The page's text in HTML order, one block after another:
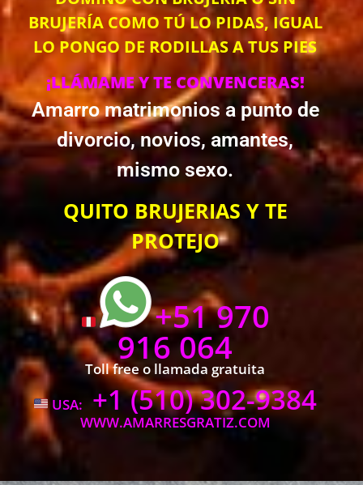
BRUJERÍA COMO TÚ LO PIDAS, IGUAL
LO PONGO DE RODILLAS A TUS PIES
¡LLÁMAME Y TE CONVENCERAS!
Amarro matrimonios a punto de
divorcio, novios, amantes,
mismo sexo.
QUITO BRUJERIAS Y TE
PROTEJO
+51 970
916 064
Toll free o llamada gratuita
USA:
+1 (510) 302-9384
WWW.AMARRESGRATIZ.COM